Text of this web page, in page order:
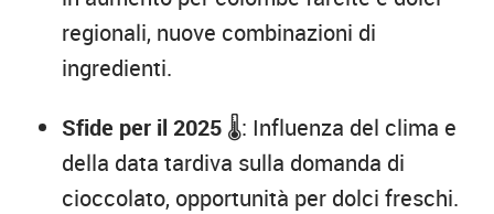
regionali, nuove combinazioni di
ingredienti.
Sfide per il 2025 🌡️: Influenza del clima e
della data tardiva sulla domanda di
cioccolato, opportunità per dolci freschi.